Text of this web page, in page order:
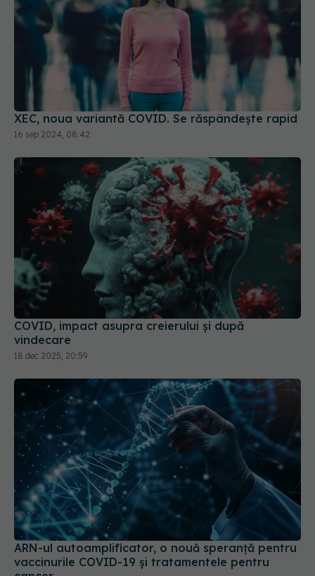
XEC, noua variantă COVID. Se răspândește rapid
16 sep 2024, 08:42
COVID, impact asupra creierului și după
vindecare
18 dec 2025, 20:59
ARN-ul autoamplificator, o nouă speranță pentru
vaccinurile COVID-19 și tratamentele pentru
cancer
13 sep 2024, 23:47